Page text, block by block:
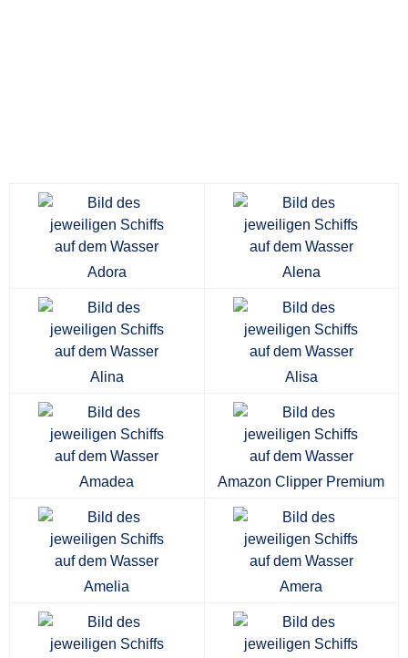
Adora Alena
Alina Alisa
Amadea Amazon Clipper Premium
Amelia Amera